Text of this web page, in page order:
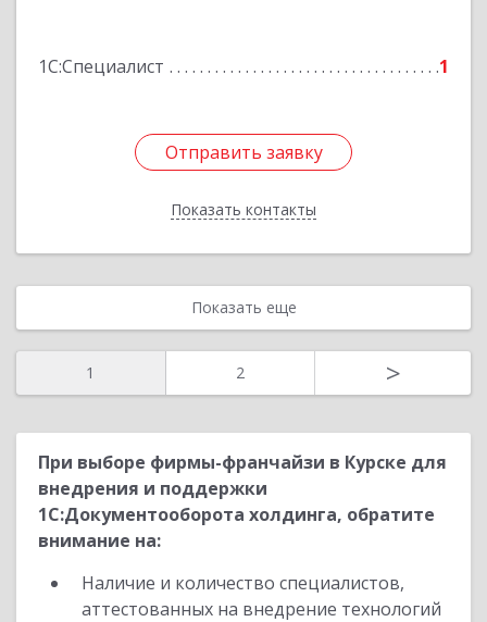
1С:Специалист 1
Отправить заявку
Показать контакты
Подробнее
Отправить заявку
Назад
Показать еще
1 2 >
При выборе фирмы-франчайзи в Курске для
внедрения и поддержки
1С:Документооборота холдинга, обратите
внимание на:
Наличие и количество специалистов,
аттестованных на внедрение технологий